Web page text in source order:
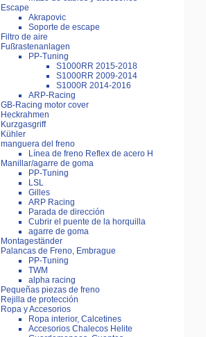
Escape
Akrapovic
Soporte de escape
Filtro de aire
Fußrastenanlagen
PP-Tuning
S1000RR 2015-2018
S1000RR 2009-2014
S1000R 2014-2016
ARP-Racing
GB-Racing motor cover
Heckrahmen
Kurzgasgriff
Kühler
manguera del freno
Línea de freno Reflex de acero H
Manillar/agarre de goma
PP-Tuning
LSL
Gilles
ARP Racing
Parada de dirección
Cubrir el puente de la horquilla
agarre de goma
Montageständer
Palancas de Freno, Embrague
PP-Tuning
TWM
alpha racing
Pequeñas piezas de freno
Rejilla de protección
Ropa y Accesorios
Ropa interior, Calcetines
Accesorios Chalecos Helite